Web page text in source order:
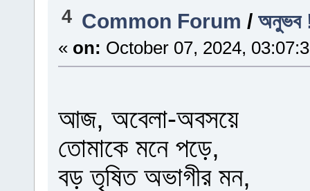
4 Common Forum /অনুভব
« on: October 07, 2024,
আজ, অবেলা-অবসয়ে
তোমাকে মনে পড়ে,
বড় তৃষিত অভাগীর মন,